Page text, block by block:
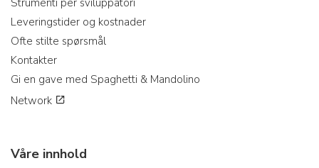
Leveringstider og kostnader
Ofte stilte spørsmål
Kontakter
Gi en gave med Spaghetti & Mandolino
Network
Våre innhold